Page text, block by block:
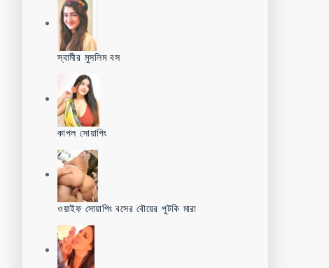
স্বামীর মুসলিম বস
কাপল সোয়াপিং
ওয়াইফ সোয়াপিং বসের বৌয়ের পুটকি মারা